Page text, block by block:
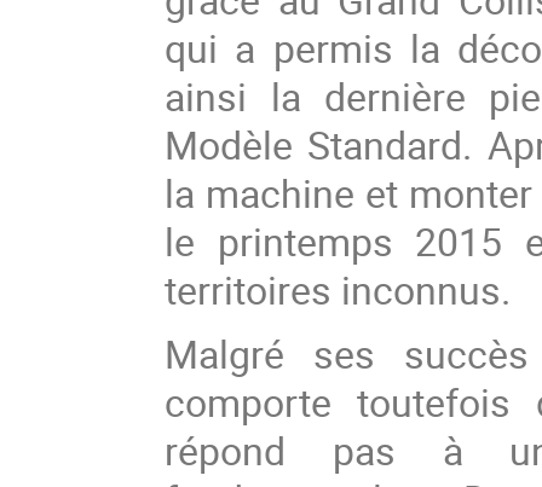
qui a permis la
ainsi la dernière
Modèle Standard.
la machine et
le printemps 2015
territoires inconnus.
Malgré ses
comporte toutefois
répond pas à